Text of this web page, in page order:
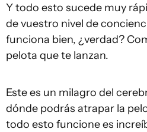
Y todo esto sucede muy
de vuestro nivel de
funciona bien, ¿verdad?
pelota que te lanzan.
Este es un milagro del
dónde podrás atrapar la
todo esto funcione es